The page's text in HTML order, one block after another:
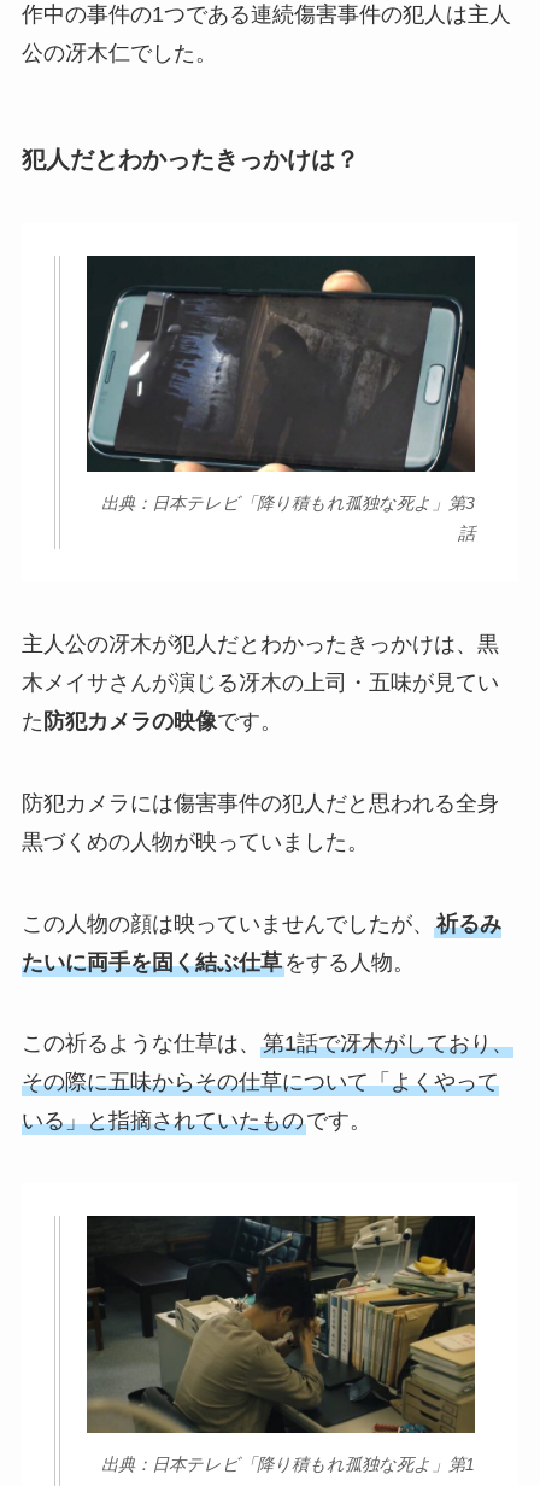
作中の事件の1つである連続傷害事件の犯人は主人
公の冴木仁でした。
犯人だとわかったきっかけは？
出典：日本テレビ「降り積もれ孤独な死よ」第3
話
主人公の冴木が犯人だとわかったきっかけは、黒
木メイサさんが演じる冴木の上司・五味が見てい
た 防犯カメラの映像です。
防犯カメラには傷害事件の犯人だと思われる全身
黒づくめの人物が映っていました。
この人物の顔は映っていませんでしたが、 祈るみ
たいに両手を固く結ぶ仕草をする人物。
この祈るような仕草は、 第1話で冴木がしており、
その際に五味からその仕草について「よくやって
いる」と指摘されていたものです。
出典：日本テレビ「降り積もれ孤独な死よ」第1